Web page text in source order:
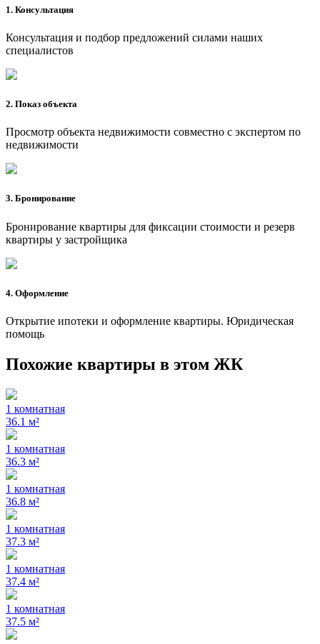
1. Консультация
Консультация и подбор предложений силами наших
специалистов
2. Показ объекта
Просмотр объекта недвижимости совместно с экспертом по
недвижимости
3. Бронирование
Бронирование квартиры для фиксации стоимости и резерв
квартиры у застройщика
4. Оформление
Открытие ипотеки и оформление квартиры. Юридическая
помощь
Похожие квартиры в этом ЖК
1 комнатная
36.1 м²
1 комнатная
36.3 м²
1 комнатная
36.8 м²
1 комнатная
37.3 м²
1 комнатная
37.4 м²
1 комнатная
37.5 м²